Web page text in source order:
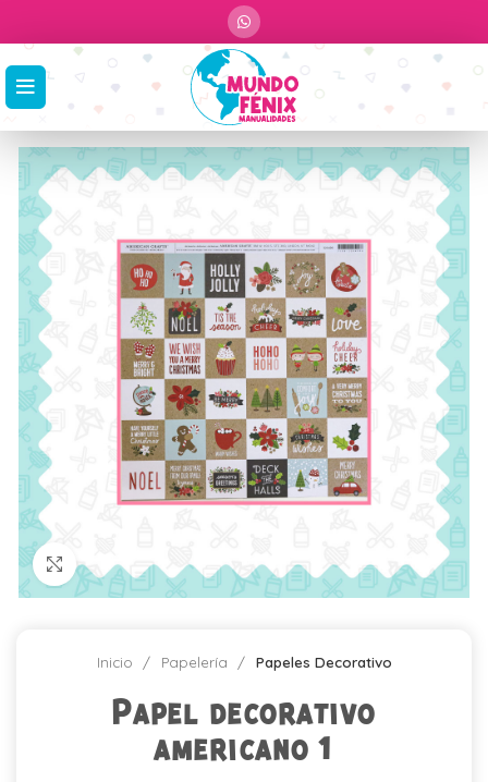
Click para agrandar
Inicio Papelería Papeles Decorativo
Papel decorativo
americano 1